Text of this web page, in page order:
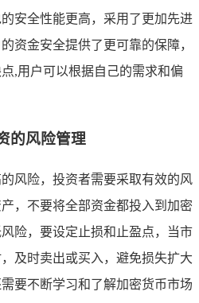
的安全性能更高，采用了更加先进
资金安全提供了更可靠的保障，
,用户可以根据自己的需求和偏
的风险管理
风险，投资者需要采取有效的风
，不要将全部资金都投入到加密
险，要设定止损和止盈点，当市
及时卖出或买入，避免损失扩大
要不断学习和了解加密货币市场